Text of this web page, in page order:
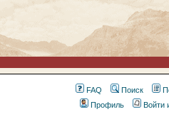
FAQ Поиск
Профиль
Войти